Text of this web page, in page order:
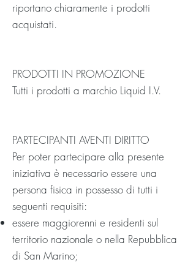
riportano chiaramente i prodotti
acquistati.
PRODOTTI IN PROMOZIONE
Tutti i prodotti a marchio Liquid I.V.
PARTECIPANTI AVENTI DIRITTO
Per poter partecipare alla presente
iniziativa è necessario essere una
persona fisica in possesso di tutti i
seguenti requisiti:
essere maggiorenni e residenti sul
territorio nazionale o nella Repubblica
di San Marino;